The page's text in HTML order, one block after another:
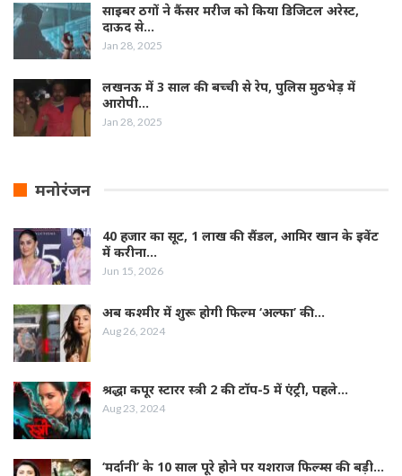
साइबर ठगों ने कैंसर मरीज को किया डिजिटल अरेस्ट,
दाऊद से…
Jan 28, 2025
लखनऊ में 3 साल की बच्ची से रेप, पुलिस मुठभेड़ में
आरोपी…
Jan 28, 2025
मनोरंजन
40 हजार का सूट, 1 लाख की सैंडल, आमिर खान के इवेंट
में करीना…
Jun 15, 2026
अब कश्मीर में शुरू होगी फिल्‍म ‘अल्फा’ की…
Aug 26, 2024
श्रद्धा कपूर स्‍टारर स्‍त्री 2 की टॉप-5 में एंट्री, पहले…
Aug 23, 2024
‘मर्दानी’ के 10 साल पूरे होने पर यशराज फिल्‍म्‍स की बड़ी…